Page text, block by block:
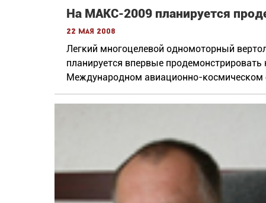
На МАКС-2009 планируется
22 мая 2008
Легкий многоцелевой одномоторный
планируется впервые
Международном авиационно-